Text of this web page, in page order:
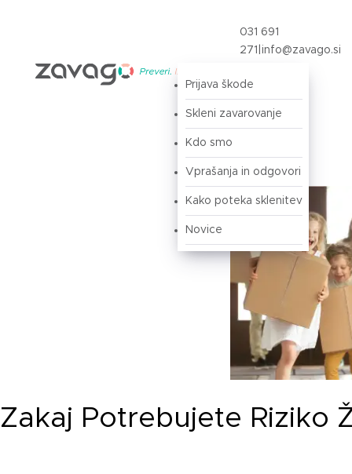
031 691
271 info@zavago.si
Prijava škode
Skleni zavarovanje
Kdo smo
Vprašanja in odgovori
Kako poteka sklenitev
Novice
Zakaj Potrebujete Riziko